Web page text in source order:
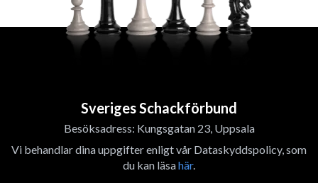
Sveriges Schackförbund
Besöksadress: Kungsgatan 23, Uppsala
Vi behandlar dina uppgifter enligt vår Dataskyddspolicy, som
du kan läsahär.